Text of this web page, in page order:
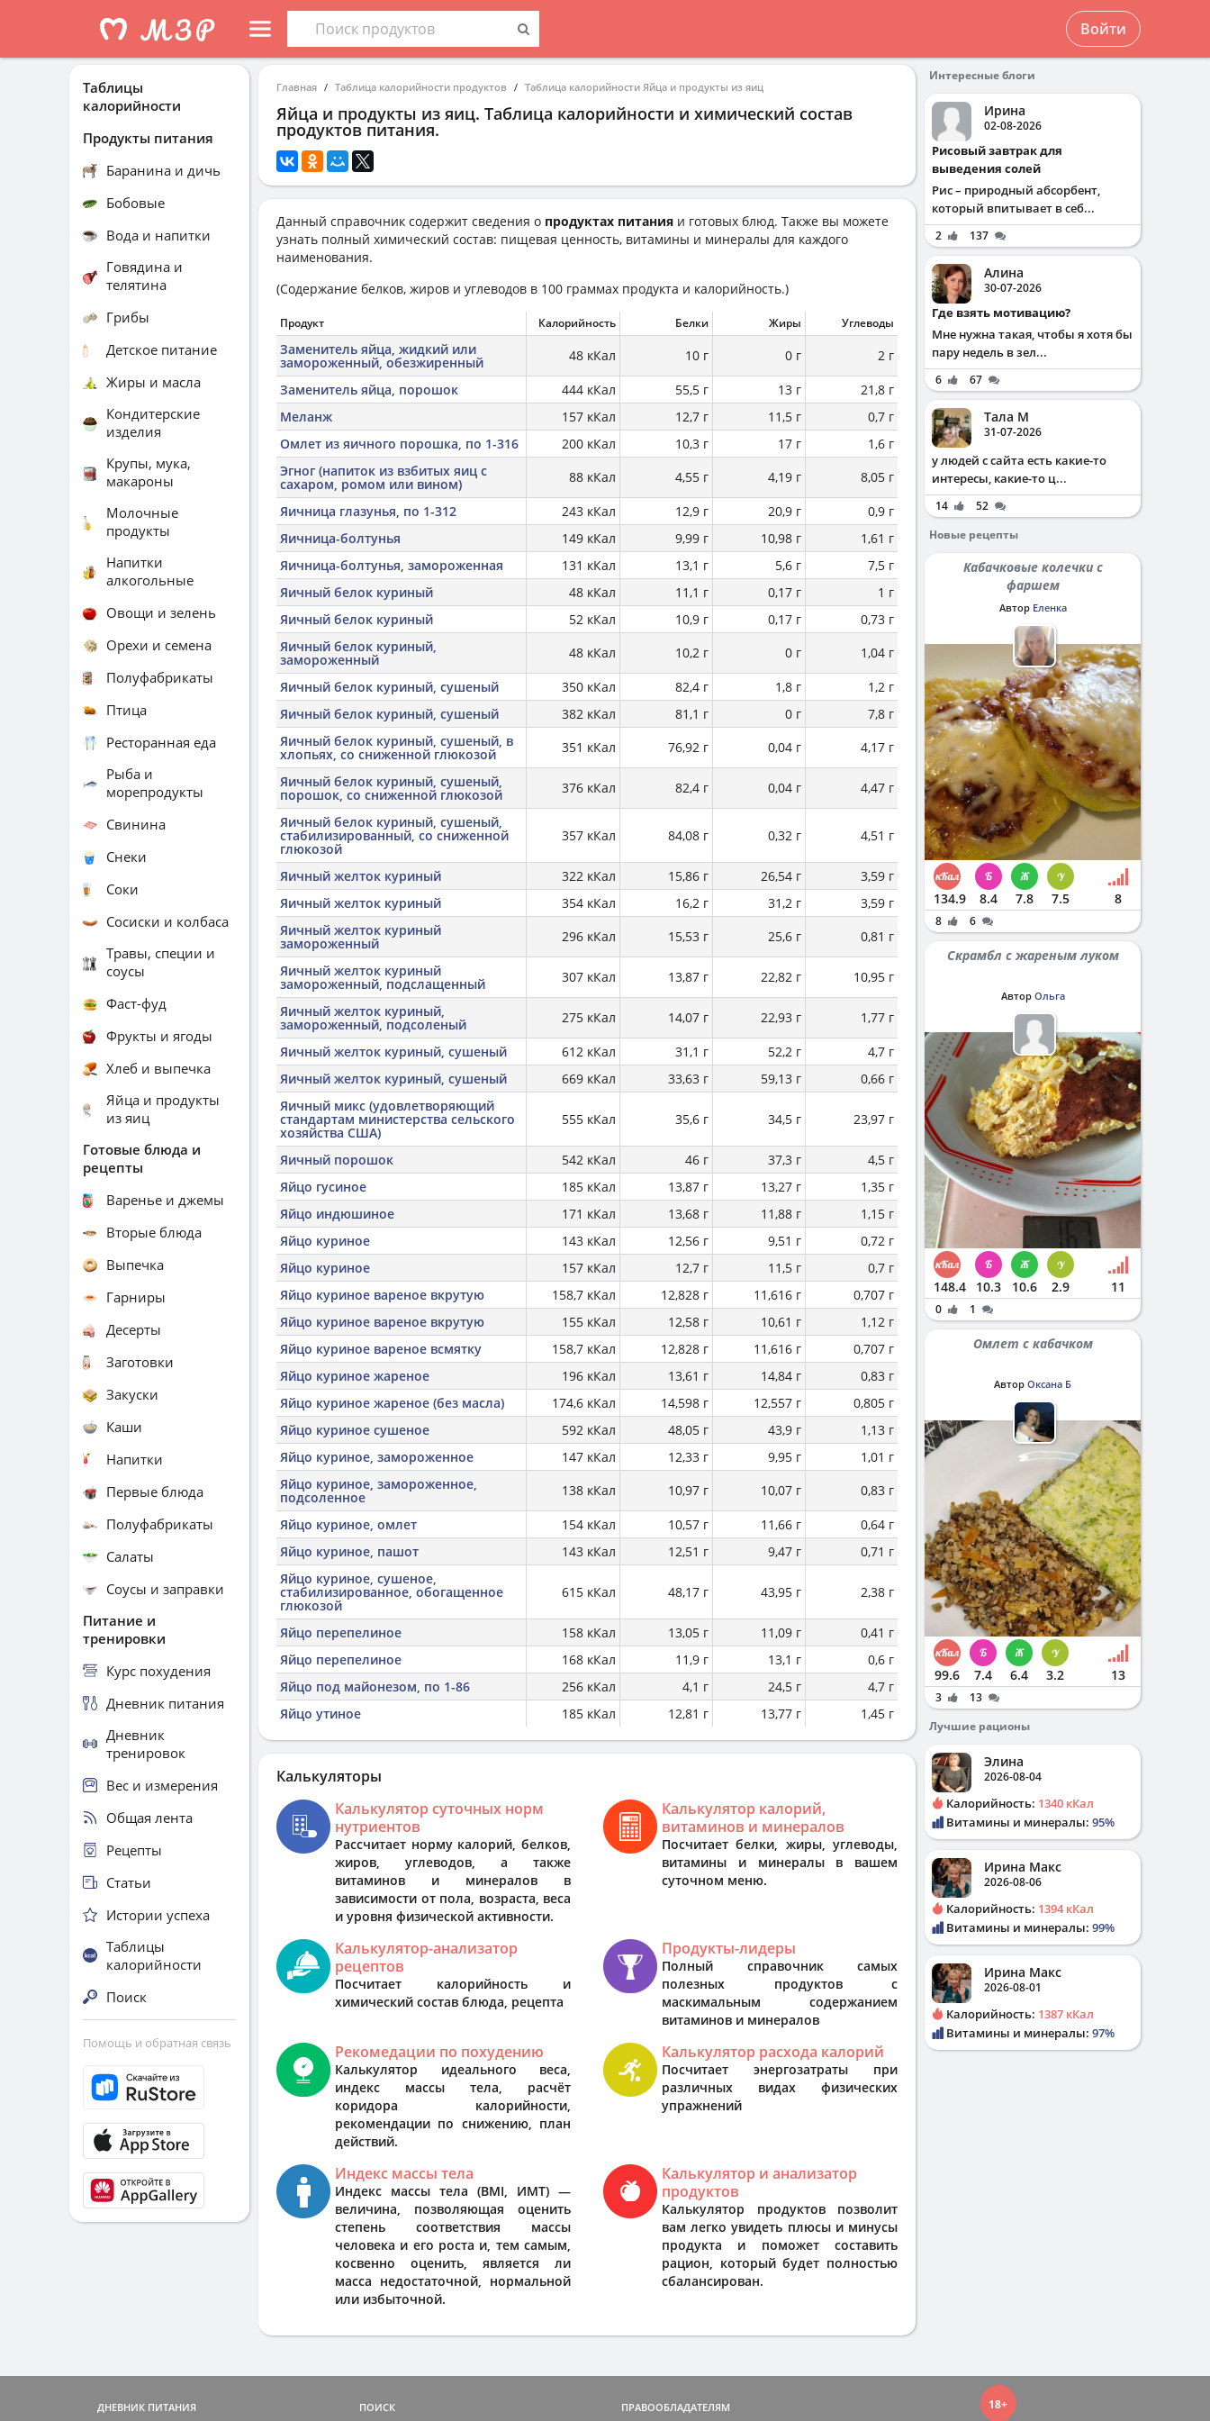
Войти
Главная Таблица калорийности продуктов Таблица калорийности Яйца и продукты из яиц
Яйца и продукты из яиц. Таблица калорийности и химический состав
продуктов питания.
Данный справочник содержит сведения о продуктах питания и готовых блюд. Также вы можете
узнать полный химический состав: пищевая ценность, витамины и минералы для каждого
наименования.
(Содержание белков, жиров и углеводов в 100 граммах продукта и калорийность.)
Продукт Калорийность Белки Жиры Углеводы
Заменитель яйца, жидкий или
замороженный, обезжиренный 48 кКал 10 г 0 г
2 г
Заменитель яйца, порошок
444 кКал 55,5 г 13 г
21,8 г
Меланж
157 кКал 12,7 г 11,5 г
0,7 г
Омлет из яичного порошка, по 1-316
200 кКал 10,3 г 17 г
1,6 г
Эгног (напиток из взбитых яиц с
сахаром, ромом или вином) 88 кКал 4,55 г 4,19 г
8,05 г
Яичница глазунья, по 1-312
243 кКал 12,9 г 20,9 г
0,9 г
Яичница-болтунья
149 кКал 9,99 г 10,98 г
1,61 г
Яичница-болтунья, замороженная
131 кКал 13,1 г 5,6 г
7,5 г
Яичный белок куриный
48 кКал 11,1 г 0,17 г
1 г
Яичный белок куриный
52 кКал 10,9 г 0,17 г
0,73 г
Яичный белок куриный,
замороженный 48 кКал 10,2 г 0 г
1,04 г
Яичный белок куриный, сушеный
350 кКал 82,4 г 1,8 г
1,2 г
Яичный белок куриный, сушеный
382 кКал 81,1 г 0 г
7,8 г
Яичный белок куриный, сушеный, в
хлопьях, со сниженной глюкозой 351 кКал 76,92 г 0,04 г
4,17 г
Яичный белок куриный, сушеный,
порошок, со сниженной глюкозой 376 кКал 82,4 г 0,04 г
4,47 г
Яичный белок куриный, сушеный,
стабилизированный, со сниженной
глюкозой
357 кКал 84,08 г 0,32 г 4,51 г
Яичный желток куриный 322 кКал 15,86 г 26,54 г
3,59 г
Яичный желток куриный
354 кКал 16,2 г 31,2 г
3,59 г
Яичный желток куриный
замороженный 296 кКал 15,53 г 25,6 г
0,81 г
Яичный желток куриный
замороженный, подслащенный 307 кКал 13,87 г 22,82 г
10,95 г
Яичный желток куриный,
замороженный, подсоленый 275 кКал 14,07 г 22,93 г
1,77 г
Яичный желток куриный, сушеный
612 кКал 31,1 г 52,2 г
4,7 г
Яичный желток куриный, сушеный
669 кКал 33,63 г 59,13 г
0,66 г
Яичный микс (удовлетворяющий
стандартам министерства сельского
хозяйства США)
555 кКал 35,6 г 34,5 г 23,97 г
Яичный порошок 542 кКал 46 г 37,3 г
4,5 г
Яйцо гусиное
185 кКал 13,87 г 13,27 г
1,35 г
Яйцо индюшиное
171 кКал 13,68 г 11,88 г
1,15 г
Яйцо куриное
143 кКал 12,56 г 9,51 г
0,72 г
Яйцо куриное
157 кКал 12,7 г 11,5 г
0,7 г
Яйцо куриное вареное вкрутую
158,7 кКал 12,828 г 11,616 г
0,707 г
Яйцо куриное вареное вкрутую
155 кКал 12,58 г 10,61 г
1,12 г
Яйцо куриное вареное всмятку
158,7 кКал 12,828 г 11,616 г
0,707 г
Яйцо куриное жареное
196 кКал 13,61 г 14,84 г
0,83 г
Яйцо куриное жареное (без масла)
174,6 кКал 14,598 г 12,557 г
0,805 г
Яйцо куриное сушеное
592 кКал 48,05 г 43,9 г
1,13 г
Яйцо куриное, замороженное
147 кКал 12,33 г 9,95 г
1,01 г
Яйцо куриное, замороженное,
подсоленное 138 кКал 10,97 г 10,07 г
0,83 г
Яйцо куриное, омлет
154 кКал 10,57 г 11,66 г
0,64 г
Яйцо куриное, пашот
143 кКал 12,51 г 9,47 г
0,71 г
Яйцо куриное, сушеное,
стабилизированное, обогащенное
глюкозой
615 кКал 48,17 г 43,95 г 2,38 г
Яйцо перепелиное 158 кКал 13,05 г 11,09 г
0,41 г
Яйцо перепелиное
168 кКал 11,9 г 13,1 г
0,6 г
Яйцо под майонезом, по 1-86
256 кКал 4,1 г 24,5 г
4,7 г
Яйцо утиное
185 кКал 12,81 г 13,77 г 1,45 г
Калькуляторы
Калькулятор суточных норм
нутриентов
Рассчитает норму калорий, белков,
жиров, углеводов, а также
витаминов и минералов в
зависимости от пола, возраста, веса
и уровня физической активности.
Калькулятор калорий,
витаминов и минералов
Посчитает белки, жиры, углеводы,
витамины и минералы в вашем
суточном меню.
Калькулятор-анализатор
рецептов
Посчитает калорийность и
химический состав блюда, рецепта
Продукты-лидеры
Полный справочник самых
полезных продуктов с
маскимальным содержанием
витаминов и минералов
Рекомедации по похудению
Калькулятор идеального веса,
индекс массы тела, расчёт
коридора калорийности,
рекомендации по снижению, план
действий.
Калькулятор расхода калорий
Посчитает энергозатраты при
различных видах физических
упражнений
Индекс массы тела
Индекс массы тела (BMI, ИМТ) —
величина, позволяющая оценить
степень соответствия массы
человека и его роста и, тем самым,
косвенно оценить, является ли
масса недостаточной, нормальной
или избыточной.
Калькулятор и анализатор
продуктов
Калькулятор продуктов позволит
вам легко увидеть плюсы и минусы
продукта и поможет составить
рацион, который будет полностью
сбалансирован.
Таблицы
калорийности
Продукты питания
Баранина и дичь
Бобовые
Вода и напитки
Говядина и
телятина
Грибы
Детское питание
Жиры и масла
Кондитерские
изделия
Крупы, мука,
макароны
Молочные
продукты
Напитки
алкогольные
Овощи и зелень
Орехи и семена
Полуфабрикаты
Птица
Ресторанная еда
Рыба и
морепродукты
Свинина
Снеки
Соки
Сосиски и колбаса
Травы, специи и
соусы
Фаст-фуд
Фрукты и ягоды
Хлеб и выпечка
Яйца и продукты
из яиц
Готовые блюда и
рецепты
Варенье и джемы
Вторые блюда
Выпечка
Гарниры
Десерты
Заготовки
Закуски
Каши
Напитки
Первые блюда
Полуфабрикаты
Салаты
Соусы и заправки
Питание и
тренировки
Курс похудения
Дневник питания
Дневник
тренировок
Вес и измерения
Общая лента
Рецепты
Статьи
Истории успеха
Таблицы
калорийности
Поиск
Помощь и обратная связь
Интересные блоги
Ирина
02-08-2026
Рисовый завтрак для
выведения солей
Рис – природный абсорбент,
который впитывает в себ...
2 137
Алина
30-07-2026
Где взять мотивацию?
Мне нужна такая, чтобы я хотя бы
пару недель в зел...
6 67
Тала М
31-07-2026
у людей с сайта есть какие-то
интересы, какие-то ц...
14
52
Новые рецепты
Кабачковые колечки с
фаршем
Автор Еленка
134.9 8.4 7.8 7.5 8
8 6
Скрамбл с жареным луком
Автор Ольга
148.4 10.3 10.6 2.9 11
0 1
Омлет с кабачком
Автор Оксана Б
99.6 7.4 6.4 3.2 13
3
13
Лучшие рационы
Элина
2026-08-04
Калорийность: 1340 кКал
Витамины и минералы: 95%
Ирина Макс
2026-08-06
Калорийность: 1394 кКал
Витамины и минералы: 99%
Ирина Макс
2026-08-01
Калорийность: 1387 кКал
Витамины и минералы: 97%
СБАЛАНСИРОВАННАЯ МЕТОДИКА СНИЖЕНИЯ ВЕСА
ДНЕВНИК ПИТАНИЯ ПОИСК ПРАВООБЛАДАТЕЛЯМ 18+